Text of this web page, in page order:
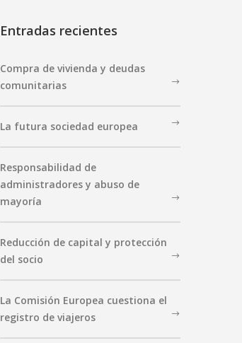
Entradas recientes
Compra de vivienda y deudas
comunitarias
La futura sociedad europea
Responsabilidad de
administradores y abuso de
mayoría
Reducción de capital y protección
del socio
La Comisión Europea cuestiona el
registro de viajeros